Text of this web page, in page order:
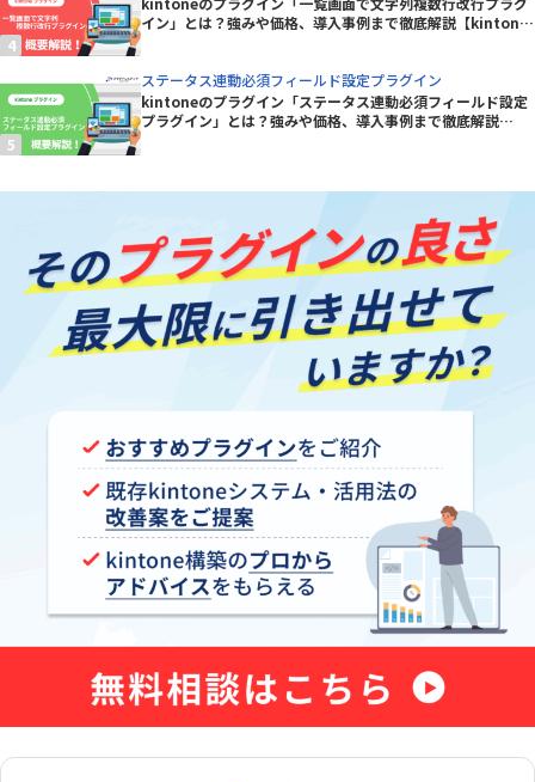
イン」とは？強みや価格、導入事例まで徹底解説【kintone
ステータス連動必須フィールド設定プラグイン
kintoneのプラグイン「ステータス連動必須フィールド設定
プラグイン」とは？強みや価格、導入事例まで徹底解説